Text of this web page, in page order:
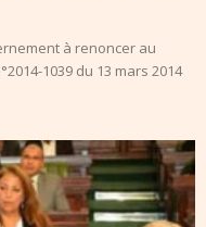
à renoncer au
1039 du 13 mars 2014